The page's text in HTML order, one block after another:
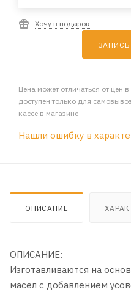
Хочу в подарок
Цена может отличаться от цен
доступен только для
кассе в магазине
Нашли ошибку в
ОПИСАНИЕ
ОПИСАНИЕ:
Изготавливаются на
масел с добавлением